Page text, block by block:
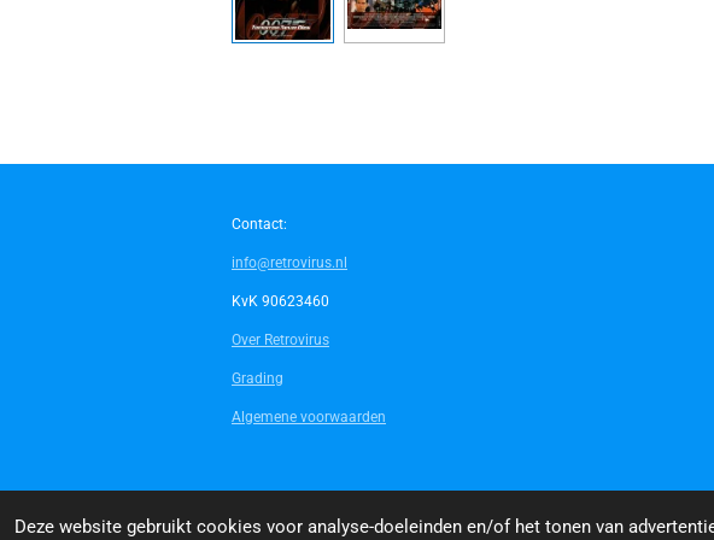
Deze website gebruikt cookies voor analyse-doeleinden en/of het tonen van
Contact:
info@retrovirus.nl
KvK 90623460
Over Retrovirus
Grading
Algemene voorwaarden